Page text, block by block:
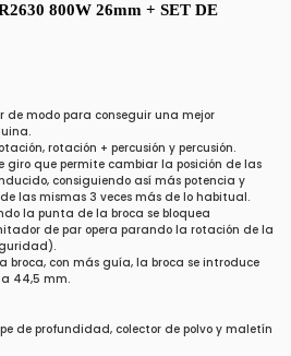
800W 26mm + SET DE
de modo para conseguir una mejor
rotación + percusión y percusión.
giro que permite cambiar la posición de las
consiguiendo así más potencia y
las mismas 3 veces más de lo habitual.
la punta de la broca se bloquea
de par opera parando la rotación de la
broca, con más guía, la broca se introduce
44,5 mm.
de profundidad, colector de polvo y maletín